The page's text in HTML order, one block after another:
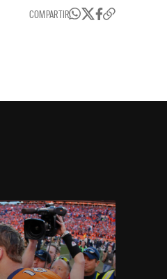
COMPARTIR